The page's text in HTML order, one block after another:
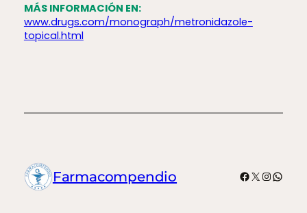
MÁS INFORMACIÓN EN:
www.drugs.com/monograph/metronidazole-
topical.html
Farmacompendio Facebook
X